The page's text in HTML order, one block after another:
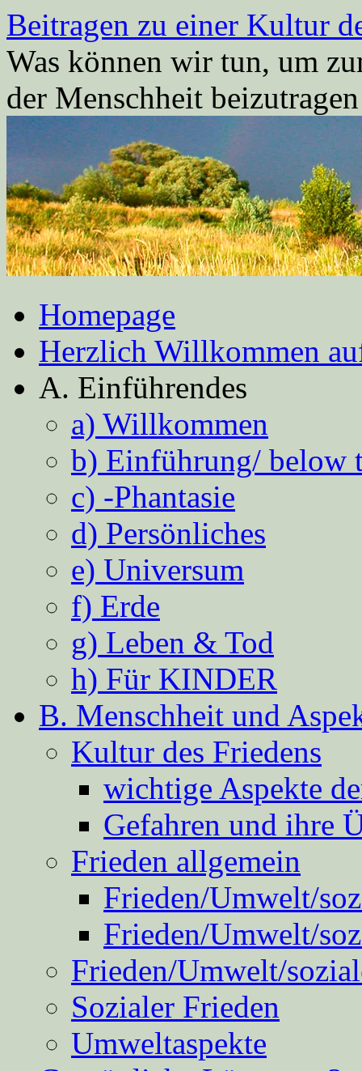
Zum
Inhalt
springen
Beitragen zu einer Kultur
Was können wir tun, um
der Menschheit
Homepage
Herzlich Willkommen
A. Einführendes
a) Willkommen
b) Einführung/ below
c) -Phantasie
d) Persönliches
e) Universum
f) Erde
g) Leben & Tod
h) Für KINDER
B. Menschheit und
Kultur des Friedens
wichtige Aspekte
Gefahren und ihre
Frieden allgemein
Frieden/Umwelt/
Frieden/Umwelt/
Frieden/Umwelt/
Sozialer Frieden
Umweltaspekte